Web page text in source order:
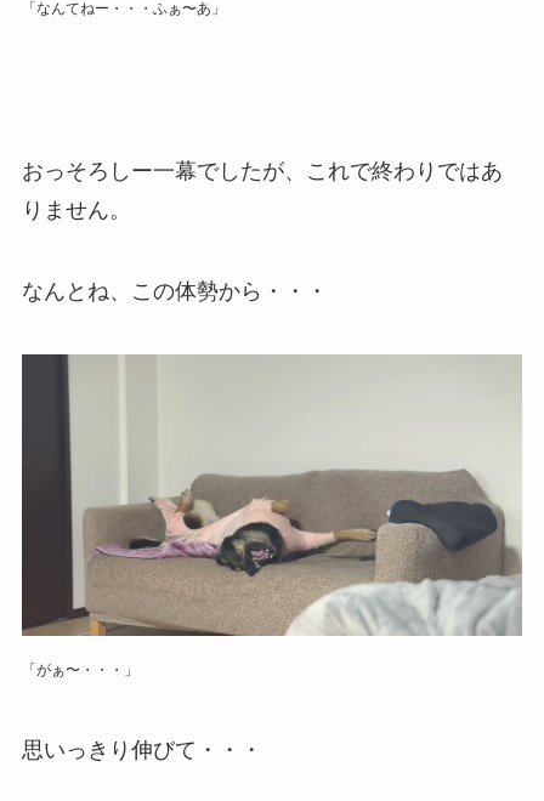
「なんてねー・・・ふぁ〜あ」
おっそろしー一幕でしたが、これで終わりではあ
りません。
なんとね、この体勢から・・・
「がぁ〜・・・」
思いっきり伸びて・・・